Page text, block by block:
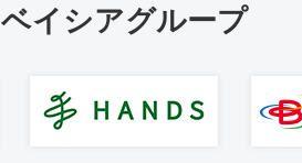
ベイシアグループ